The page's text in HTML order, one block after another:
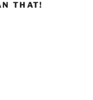
THAT!